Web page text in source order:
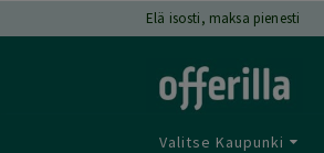
Elä isosti, maksa pienesti
Valitse Kaupunki